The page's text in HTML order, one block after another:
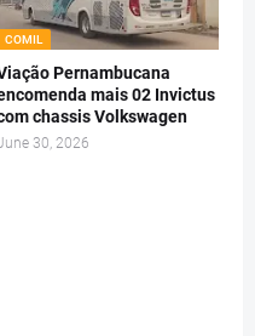
COMIL
Pernambucana
mais 02 Invictus
chassis Volkswagen
30, 2026